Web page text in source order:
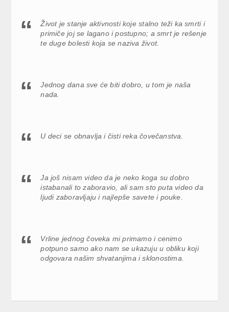
Život je stanje aktivnosti koje stalno teži ka smrti i
primiče joj se lagano i postupno; a smrt je rešenje
te duge bolesti koja se naziva život.
Jednog dana sve će biti dobro, u tom je naša
nada.
U deci se obnavlja i čisti reka čovečanstva.
Ja još nisam video da je neko koga su dobro
istabanali to zaboravio, ali sam sto puta video da
ljudi zaboravljaju i najlepše savete i pouke.
Vrline jednog čoveka mi primamo i cenimo
potpuno samo ako nam se ukazuju u obliku koji
odgovara našim shvatanjima i sklonostima.